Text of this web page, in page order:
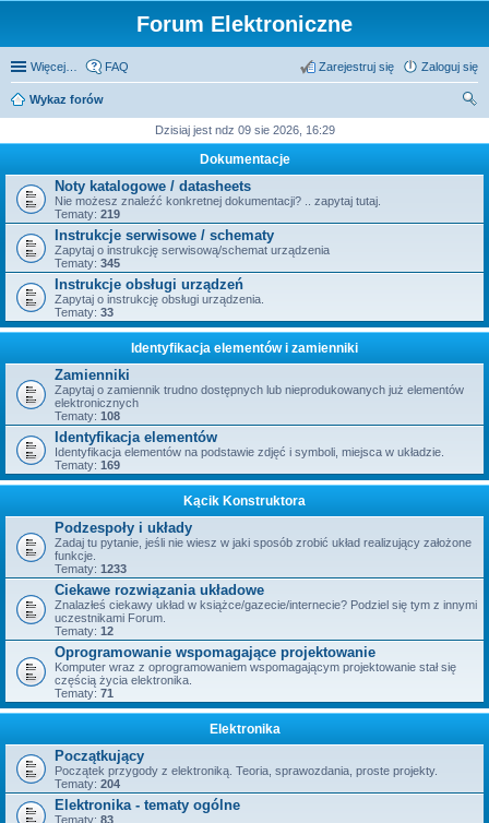
Forum Elektroniczne
Więcej… FAQ Zaloguj się
Zarejestruj się
Wykaz forów
Dzisiaj jest ndz 09 sie 2026, 16:29
Dokumentacje
Noty katalogowe / datasheets
Nie możesz znaleźć konkretnej dokumentacji? .. zapytaj tutaj.
Tematy: 219
Instrukcje serwisowe / schematy
Zapytaj o instrukcję serwisową/schemat urządzenia
Tematy: 345
Instrukcje obsługi urządzeń
Zapytaj o instrukcję obsługi urządzenia.
Tematy: 33
Identyfikacja elementów i zamienniki
Zamienniki
Zapytaj o zamiennik trudno dostępnych lub nieprodukowanych już elementów
elektronicznych
Tematy: 108
Identyfikacja elementów
Identyfikacja elementów na podstawie zdjęć i symboli, miejsca w układzie.
Tematy: 169
Kącik Konstruktora
Podzespoły i układy
Zadaj tu pytanie, jeśli nie wiesz w jaki sposób zrobić układ realizujący założone
funkcje.
Tematy: 1233
Ciekawe rozwiązania układowe
Znalazłeś ciekawy układ w książce/gazecie/internecie? Podziel się tym z innymi
uczestnikami Forum.
Tematy: 12
Oprogramowanie wspomagające projektowanie
Komputer wraz z oprogramowaniem wspomagającym projektowanie stał się
częścią życia elektronika.
Tematy: 71
Elektronika
Początkujący
Początek przygody z elektroniką. Teoria, sprawozdania, proste projekty.
Tematy: 204
Elektronika - tematy ogólne
Tematy: 83